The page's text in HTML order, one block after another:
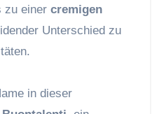
zu einer cremigen
Unterschied zu
in dieser